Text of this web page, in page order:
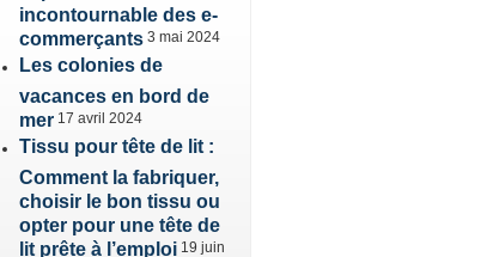
incontournable des e-
commerçants 3 mai 2024
Les colonies de
vacances en bord de
mer 17 avril 2024
Tissu pour tête de lit :
Comment la fabriquer,
choisir le bon tissu ou
opter pour une tête de
lit prête à l’emploi 19 juin